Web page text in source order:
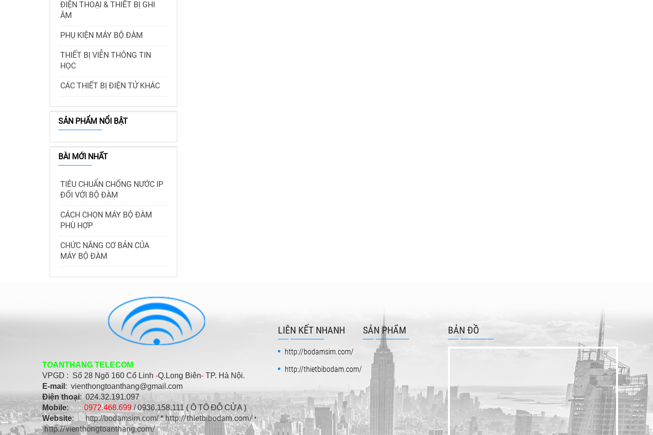
ĐIỆN THOẠI & THIẾT BỊ GHI
ÂM
PHỤ KIỆN MÁY BỘ ĐÀM
THIẾT BỊ VIỄN THÔNG TIN
HỌC
CÁC THIẾT BỊ ĐIỆN TỬ KHÁC
SẢN PHẨM NỔI BẬT
BÀI MỚI NHẤT
TIÊU CHUẨN CHỐNG NƯỚC IP
ĐỐI VỚI BỘ ĐÀM
CÁCH CHỌN MÁY BỘ ĐÀM
PHÙ HỢP
CHỨC NĂNG CƠ BẢN CỦA
MÁY BỘ ĐÀM
TOANTHANG TELECOM
VPGD : Số 28 Ngõ 160 Cổ Linh -Q.Long Biên- TP. Hà Nội.
E-mail : vienthongtoanthang@gmail.com
Điện thoại: 024.32.191.097
Mobile: 0972.468.699/ 0936.158.111 ( Ô TÔ ĐỖ CỬA )
Website:http://bodamsim.com/*http://thietbibodam.com/*
http://vienthongtoanthang.com/
LIÊN KẾT NHANH
http://bodamsim.com/
http://thietbibodam.com/
SẢN PHẨM BẢN ĐỒ